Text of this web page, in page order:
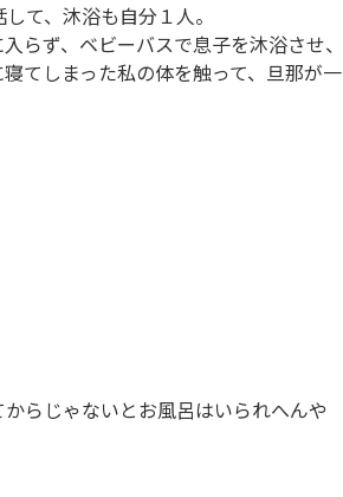
て、沐浴も自分１人。
らず、ベビーバスで息子を沐浴させ、
てしまった私の体を触って、旦那が一
らじゃないとお風呂はいられへんや